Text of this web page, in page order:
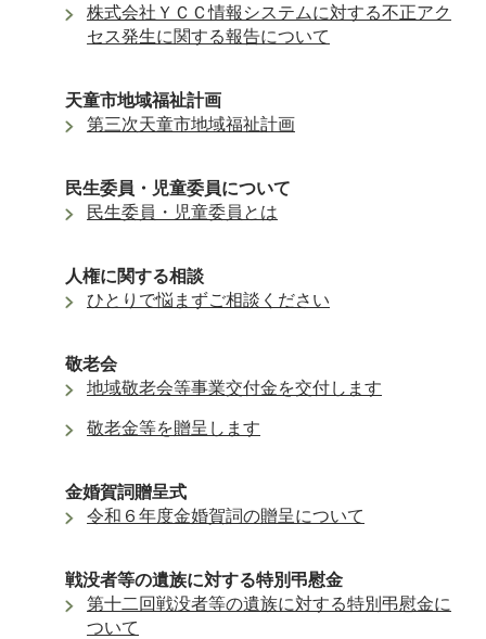
株式会社ＹＣＣ情報システムに対する不正アク
セス発生に関する報告について
天童市地域福祉計画
第三次天童市地域福祉計画
民生委員・児童委員について
民生委員・児童委員とは
人権に関する相談
ひとりで悩まずご相談ください
敬老会
地域敬老会等事業交付金を交付します
敬老金等を贈呈します
金婚賀詞贈呈式
令和６年度金婚賀詞の贈呈について
戦没者等の遺族に対する特別弔慰金
第十二回戦没者等の遺族に対する特別弔慰金に
ついて